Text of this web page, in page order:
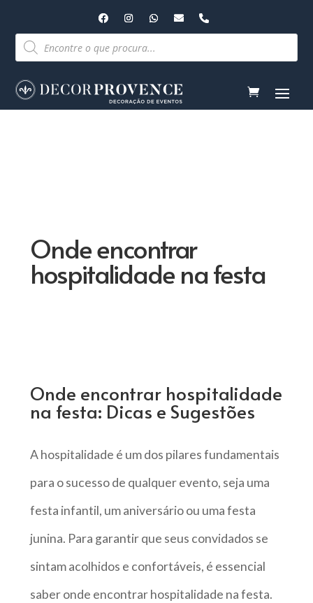
Pesquisar
produtos
Onde encontrar
hospitalidade na festa
Onde encontrar hospitalidade
na festa: Dicas e Sugestões
A hospitalidade é um dos pilares fundamentais
para o sucesso de qualquer evento, seja uma
festa infantil, um aniversário ou uma festa
junina. Para garantir que seus convidados se
sintam acolhidos e confortáveis, é essencial
saber onde encontrar hospitalidade na festa.